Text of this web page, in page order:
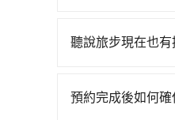
tripool並到府專車
40元路邊停車費
車門仍未被修理
算，價格約為
程車的費用就貴
聽說旅步現在也
到府接送，機場、
預約完成後如何